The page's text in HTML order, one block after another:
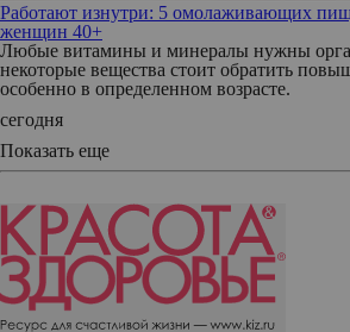
Работают изнутри: 5 омолаживающих
женщин 40+
Любые витамины и минералы нужны
некоторые вещества стоит обратить
особенно в определенном возрасте.
сегодня
Показать еще